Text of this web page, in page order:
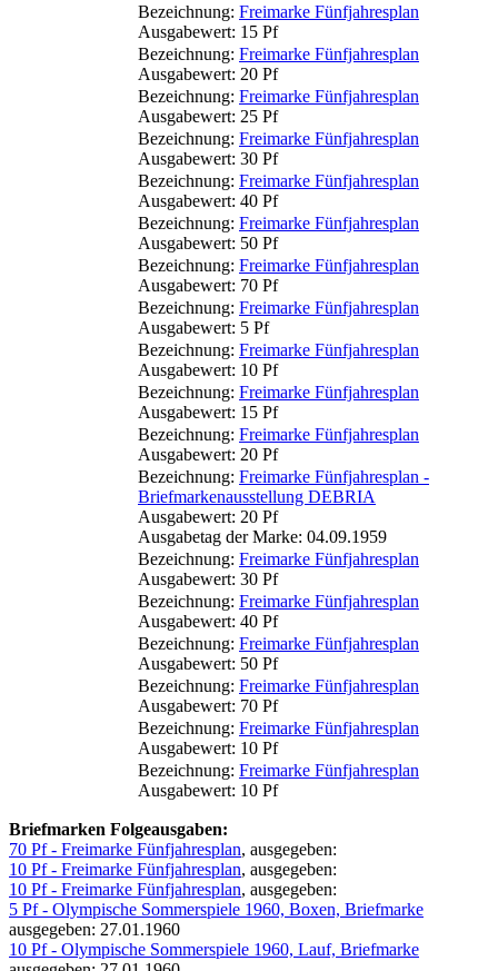
Bezeichnung: Freimarke Fünfjahresplan
Ausgabewert: 15 Pf
Bezeichnung: Freimarke Fünfjahresplan
Ausgabewert: 20 Pf
Bezeichnung: Freimarke Fünfjahresplan
Ausgabewert: 25 Pf
Bezeichnung: Freimarke Fünfjahresplan
Ausgabewert: 30 Pf
Bezeichnung: Freimarke Fünfjahresplan
Ausgabewert: 40 Pf
Bezeichnung: Freimarke Fünfjahresplan
Ausgabewert: 50 Pf
Bezeichnung: Freimarke Fünfjahresplan
Ausgabewert: 70 Pf
Bezeichnung: Freimarke Fünfjahresplan
Ausgabewert: 5 Pf
Bezeichnung: Freimarke Fünfjahresplan
Ausgabewert: 10 Pf
Bezeichnung: Freimarke Fünfjahresplan
Ausgabewert: 15 Pf
Bezeichnung: Freimarke Fünfjahresplan
Ausgabewert: 20 Pf
Bezeichnung: Freimarke Fünfjahresplan -
Briefmarkenausstellung DEBRIA
Ausgabewert: 20 Pf
Ausgabetag der Marke: 04.09.1959
Bezeichnung: Freimarke Fünfjahresplan
Ausgabewert: 30 Pf
Bezeichnung: Freimarke Fünfjahresplan
Ausgabewert: 40 Pf
Bezeichnung: Freimarke Fünfjahresplan
Ausgabewert: 50 Pf
Bezeichnung: Freimarke Fünfjahresplan
Ausgabewert: 70 Pf
Bezeichnung: Freimarke Fünfjahresplan
Ausgabewert: 10 Pf
Bezeichnung: Freimarke Fünfjahresplan
Ausgabewert: 10 Pf
Briefmarken Folgeausgaben:
70 Pf - Freimarke Fünfjahresplan, ausgegeben:
10 Pf - Freimarke Fünfjahresplan, ausgegeben:
10 Pf - Freimarke Fünfjahresplan, ausgegeben:
5 Pf - Olympische Sommerspiele 1960, Boxen, Briefmarke
ausgegeben: 27.01.1960
10 Pf - Olympische Sommerspiele 1960, Lauf, Briefmarke